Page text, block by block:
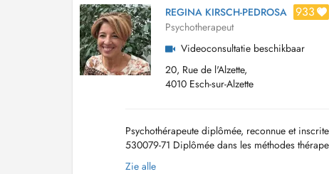
REGINA KIRSCH-PEDROSA 933
Psychotherapeut
Videoconsultatie beschikbaar
20, Rue de l'Alzette,
4010 Esch-sur-Alzette
Psychothérapeute diplômée, reconnue et
530079-71 Diplômée dans les méthodes
couple - EMDR Europe- adulte et enfant: Trauma
Zie alle